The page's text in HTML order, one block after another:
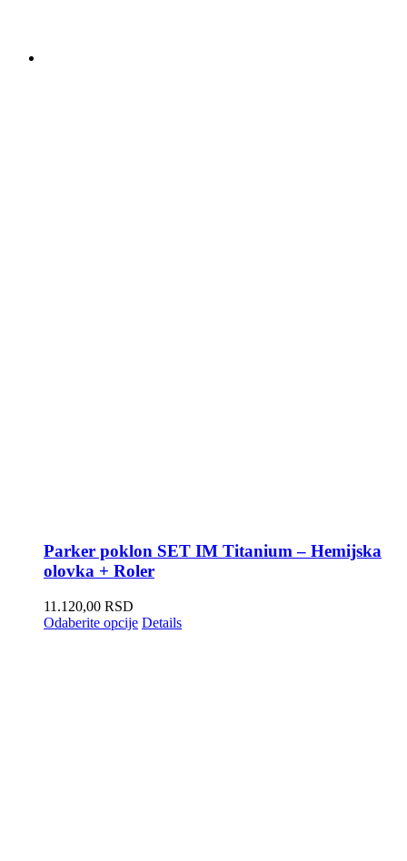
Parker poklon SET IM Titanium – Hemijska
olovka + Roler
11.120,00 RSD
Odaberite opcije Details